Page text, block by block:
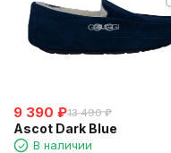
9 390 ₽13 490 ₽
Ascot Dark Blue
В наличии